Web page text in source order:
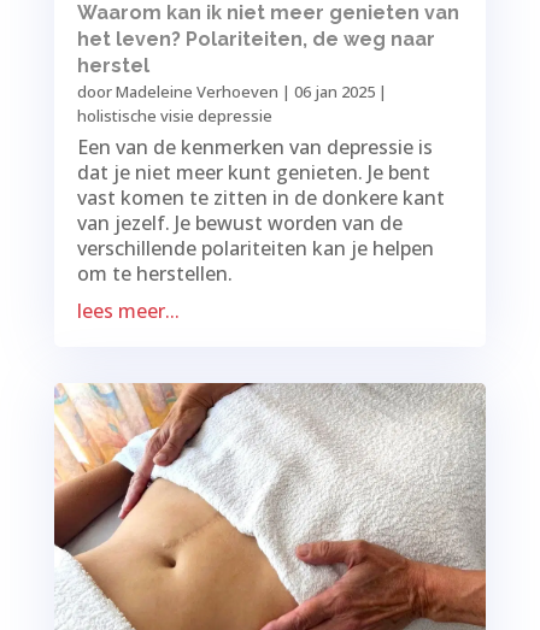
Waarom kan ik niet meer genieten van
het leven? Polariteiten, de weg naar
herstel
doorMadeleine Verhoeven | 06 jan 2025|
holistische visie depressie
Een van de kenmerken van depressie is
dat je niet meer kunt genieten. Je bent
vast komen te zitten in de donkere kant
van jezelf. Je bewust worden van de
verschillende polariteiten kan je helpen
om te herstellen.
lees meer...